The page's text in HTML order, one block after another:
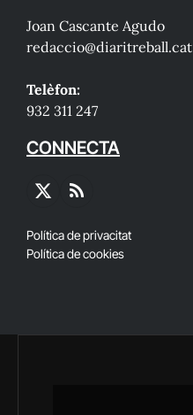
Joan Cascante Agudo
redaccio@diaritreball.cat
Telèfon:
932 311 247
CONNECTA
X
RSS
Política de privacitat
Política de cookies